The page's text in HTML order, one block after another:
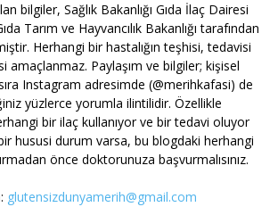
bilgiler, Sağlık Bakanlığı Gıda İlaç Dairesi
Tarım ve Hayvancılık Bakanlığı tarafından
Herhangi bir hastalığın teşhisi, tedavisi
amaçlanmaz. Paylaşım ve bilgiler; kişisel
Instagram adresimde (@merihkafasi) de
yüzlerce yorumla ilintilidir. Özellikle
bir ilaç kullanıyor ve bir tedavi oluyor
hususi durum varsa, bu blogdaki herhangi
önce doktorunuza başvurmalısınız.
glutensizdunyamerih@gmail.com